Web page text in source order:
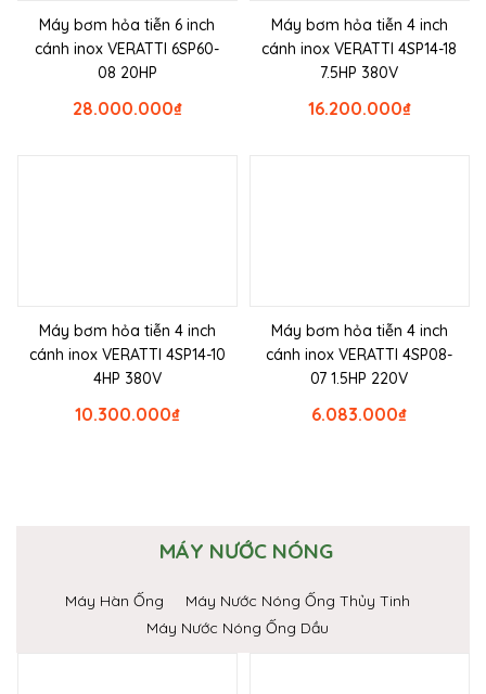
Máy bơm hỏa tiễn 6 inch
cánh inox VERATTI 6SP60-
08 20HP
₫
28.000.000
Máy bơm hỏa tiễn 4 inch
cánh inox VERATTI 4SP14-18
7.5HP 380V
₫
16.200.000
Máy bơm hỏa tiễn 4 inch
cánh inox VERATTI 4SP14-10
4HP 380V
₫
10.300.000
Máy bơm hỏa tiễn 4 inch
cánh inox VERATTI 4SP08-
07 1.5HP 220V
₫
6.083.000
MÁY NƯỚC NÓNG
Máy Hàn Ống
Máy Nước Nóng Ống Thủy Tinh
Máy Nước Nóng Ống Dầu